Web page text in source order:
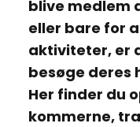
blive medlem
eller bare for
aktiviteter, er
besøge deres
Her finder du
kommerne,